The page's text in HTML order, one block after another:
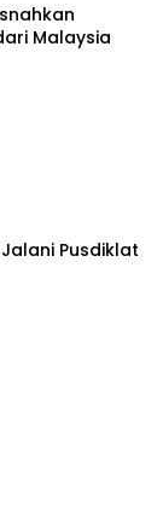
Malaysia
Pusdiklat